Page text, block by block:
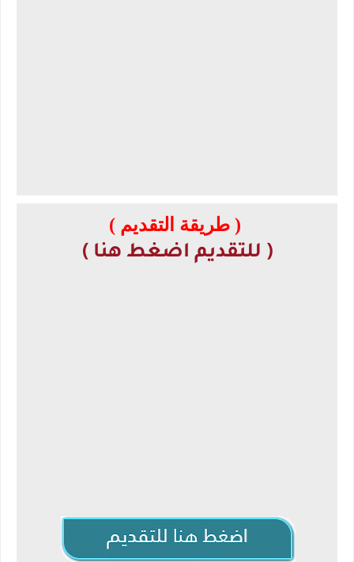
( طريقة التقديم )
( للتقديم اضغط هنا )